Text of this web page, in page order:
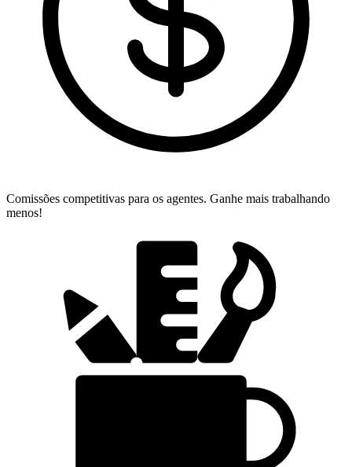
Comissões competitivas para os agentes. Ganhe mais trabalhando
menos!